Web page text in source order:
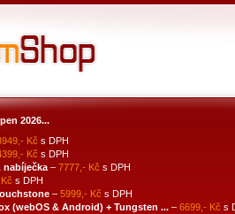
2026...
Kč s DPH
Kč s DPH
nabíječka – 7777,- Kč s DPH
s DPH
– 5999,- Kč s DPH
(webOS & Android) + Tungsten ... – 6699,- Kč s